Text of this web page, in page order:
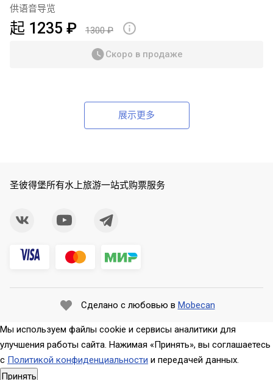
供语音导览
起 1235 ₽ 1300 ₽
Скоро в продаже
展示更多
圣彼得堡所有水上旅游一站式购票服务
Сделано с любовью в Mobecan
Мы используем файлы cookie и сервисы аналитики для
улучшения работы сайта. Нажимая «Принять», вы соглашаетесь
с Политикой конфиденциальности и передачей данных.
Принять